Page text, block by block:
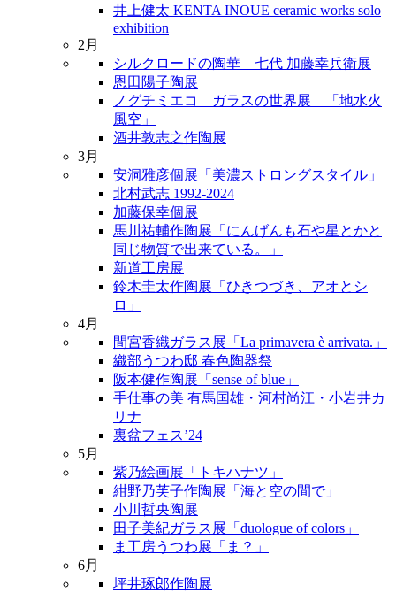
井上健太 KENTA INOUE ceramic works solo
exhibition
2月
シルクロードの陶華 七代 加藤幸兵衛展
恩田陽子陶展
ノグチミエコ ガラスの世界展 「地水火
風空」
酒井敦志之作陶展
3月
安洞雅彦個展「美濃ストロングスタイル」
北村武志 1992-2024
加藤保幸個展
馬川祐輔作陶展「にんげんも石や星とかと
同じ物質で出来ている。」
新道工房展
鈴木圭太作陶展「ひきつづき、アオとシ
ロ」
4月
間宮香織ガラス展「La primavera è arrivata.」
織部うつわ邸 春色陶器祭
阪本健作陶展「sense of blue」
手仕事の美 有馬国雄・河村尚江・小岩井カ
リナ
裏盆フェス’24
5月
紫乃絵画展「トキハナツ」
紺野乃芙子作陶展「海と空の間で」
小川哲央陶展
田子美紀ガラス展「duologue of colors」
ま工房うつわ展「ま？」
6月
坪井琢郎作陶展